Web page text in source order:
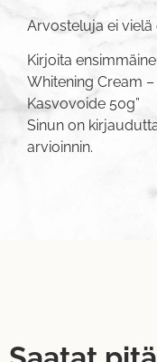
Arvosteluja ei vielä
Kirjoita
Whitening Cream
Kasvovoide 50g”
Sinun on
arvioinnin.